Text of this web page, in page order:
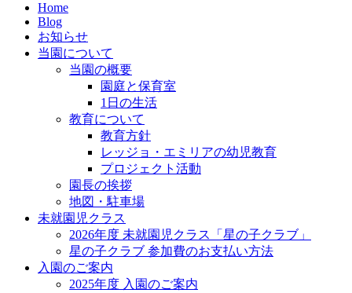
Home
Blog
お知らせ
当園について
当園の概要
園庭と保育室
1日の生活
教育について
教育方針
レッジョ・エミリアの幼児教育
プロジェクト活動
園長の挨拶
地図・駐車場
未就園児クラス
2026年度 未就園児クラス「星の子クラブ」
星の子クラブ 参加費のお支払い方法
入園のご案内
2025年度 入園のご案内